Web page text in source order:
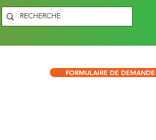
FORMULAIRE DE DEMANDE